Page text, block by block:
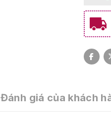
Đánh giá của khách